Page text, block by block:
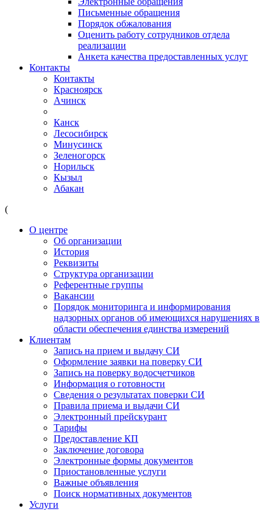
Письменные обращения
Порядок обжалования
Оценить работу сотрудников отдела
реализации
Анкета качества предоставленных услуг
Контакты
Контакты
Красноярск
Ачинск
Канск
Лесосибирск
Минусинск
Зеленогорск
Норильск
Кызыл
Абакан
(
О центре
Об организации
История
Реквизиты
Структура организации
Референтные группы
Вакансии
Порядок мониторинга и информирования
надзорных органов об имеющихся нарушениях в
области обеспечения единства измерений
Клиентам
Запись на прием и выдачу СИ
Оформление заявки на поверку СИ
Запись на поверку водосчетчиков
Информация о готовности
Сведения о результатах поверки СИ
Правила приема и выдачи СИ
Электронный прейскурант
Тарифы
Предоставление КП
Заключение договора
Электронные формы документов
Приостановленные услуги
Важные объявления
Поиск нормативных документов
Услуги